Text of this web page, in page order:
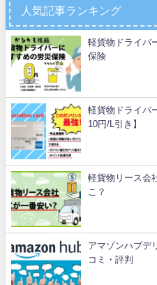
人気記事ランキング
軽貨物ドライバ
保険
軽貨物ドライバ
10円/L引き】
軽貨物リース会
こ？
アマゾンハブデ
コミ・評判